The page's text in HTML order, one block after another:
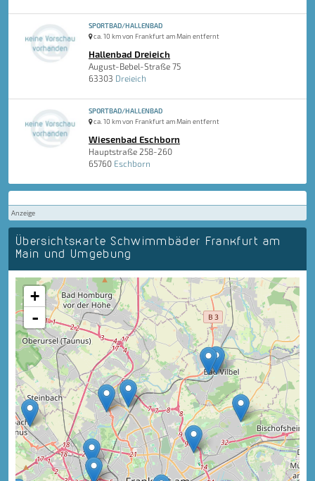
SPORTBAD/HALLENBAD
ca. 10 km von Frankfurt am Main entfernt
Hallenbad Dreieich
August-Bebel-Straße 75
63303 Dreieich
SPORTBAD/HALLENBAD
ca. 10 km von Frankfurt am Main entfernt
Wiesenbad Eschborn
Hauptstraße 258-260
65760 Eschborn
Anzeige
Übersichtskarte Schwimmbäder Frankfurt am
Main und Umgebung
+
-